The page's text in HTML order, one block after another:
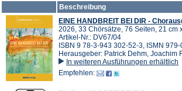
Beschreibung
EINE HANDBREIT BEI DIR -
2026, 33 Chörsätze, 76 Seiten, 21 cm
Artikel-Nr.: DV67/04
ISBN 9 78-3-943 302-52-3, ISMN
Herausgeber: Patrick Dehm, Joachim
In weiteren Ausführungen erhältlich
Empfehlen: